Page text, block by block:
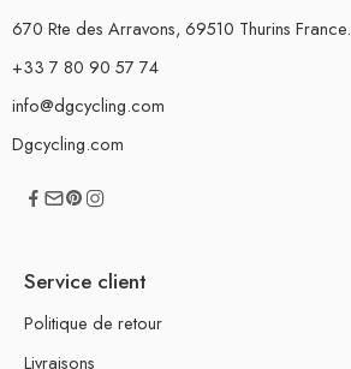
670 Rte des Arravons, 69510 Thurins France.
+33 7 80 90 57 74
info@dgcycling.com
Dgcycling.com
Service client
Politique de retour
Livraisons